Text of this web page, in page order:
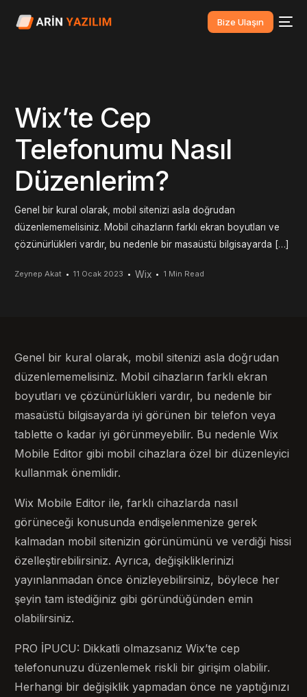
Bize Ulaşın
Wix’te Cep
Telefonumu Nasıl
Düzenlerim?
Genel bir kural olarak, mobil sitenizi asla doğrudan
düzenlememelisiniz. Mobil cihazların farklı ekran boyutları ve
çözünürlükleri vardır, bu nedenle bir masaüstü bilgisayarda […]
Zeynep Akat 11 Ocak 2023 Wix 1 Min Read
Genel bir kural olarak, mobil sitenizi asla doğrudan
düzenlememelisiniz. Mobil cihazların farklı ekran
boyutları ve çözünürlükleri vardır, bu nedenle bir
masaüstü bilgisayarda iyi görünen bir telefon veya
tablette o kadar iyi görünmeyebilir. Bu nedenle Wix
Mobile Editor gibi mobil cihazlara özel bir düzenleyici
kullanmak önemlidir.
Wix Mobile Editor ile, farklı cihazlarda nasıl
görüneceği konusunda endişelenmenize gerek
kalmadan mobil sitenizin görünümünü ve verdiği hissi
özelleştirebilirsiniz. Ayrıca, değişikliklerinizi
yayınlanmadan önce önizleyebilirsiniz, böylece her
şeyin tam istediğiniz gibi göründüğünden emin
olabilirsiniz.
PRO İPUCU: Dikkatli olmazsanız Wix’te cep
telefonunuzu düzenlemek riskli bir girişim olabilir.
Herhangi bir değişiklik yapmadan önce ne yaptığınızı